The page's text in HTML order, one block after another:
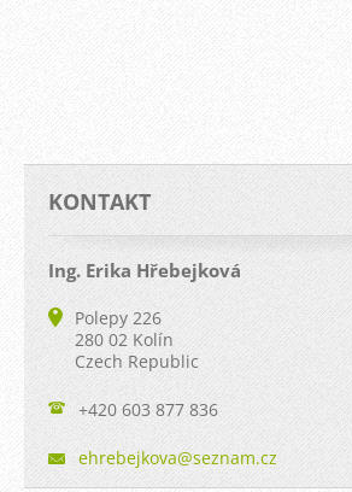
KONTAKT
Ing. Erika Hřebejková
Polepy 226
280 02 Kolín
Czech Republic
+420 603 877 836
ehrebejkova@seznam.cz